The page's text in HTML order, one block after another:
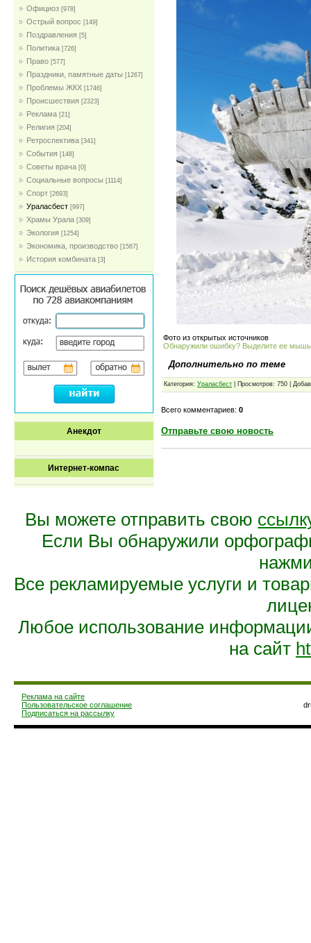
Официоз [978]
Острый вопрос [149]
Поздравления [5]
Политика [726]
Право [577]
Праздники, памятные даты [1267]
Проблемы ЖКХ [1746]
Проиcшествия [2323]
Реклама [21]
Религия [204]
Ретроспектива [341]
События [148]
Советы врача [0]
Социальные вопросы [1114]
Спорт [2693]
Ураласбест [997]
Храмы Урала [309]
Экология [1254]
Экономика, производство [1567]
История комбината [3]
Анекдот
Интернет-компас
Фото из открытых источников
Обнаружили ошибку? Выделите ее
Дополнительно по теме
Категория: Ураласбест | Просмотров: 750 |
Всего комментариев: 0
Отправьте свою новость
Вы можете отправить свою
Если Вы обнаружили
Все рекламируемые услуги и
Любое использование
на сайт
Реклама на сайте
Пользовательское соглашение
Подписаться на рассылку